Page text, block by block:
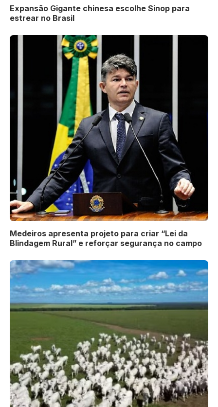
Expansão Gigante chinesa escolhe Sinop para
estrear no Brasil
Medeiros apresenta projeto para criar “Lei da
Blindagem Rural” e reforçar segurança no campo